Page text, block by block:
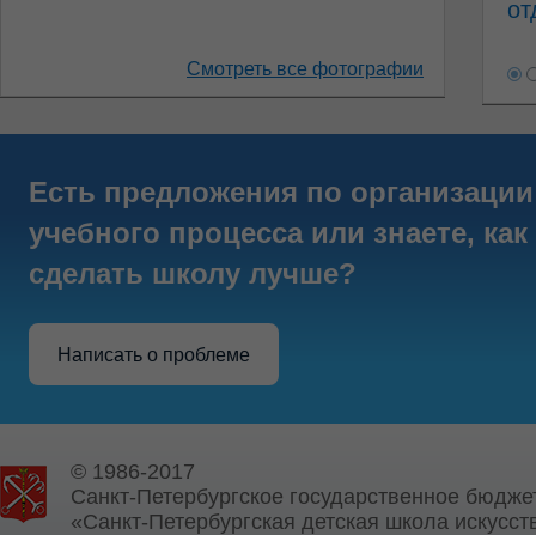
Смотреть все фотографии
Есть предложения по организации
учебного процесса или знаете, как
сделать школу лучше?
Написать о проблеме
© 1986-2017
Санкт-Петербургское государственное
«Санкт-Петербургская детская школа